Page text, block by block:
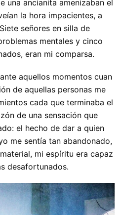
una ancianita amenizaban el
la hora impacientes, a
señores en silla de
mentales y cinco
eran mi comparsa.
aquellos momentos cuan
de aquellas personas me
cada que terminaba el
de una sensación que
el hecho de dar a quien
me sentía tan abandonado,
mi espíritu era capaz
desafortunados.